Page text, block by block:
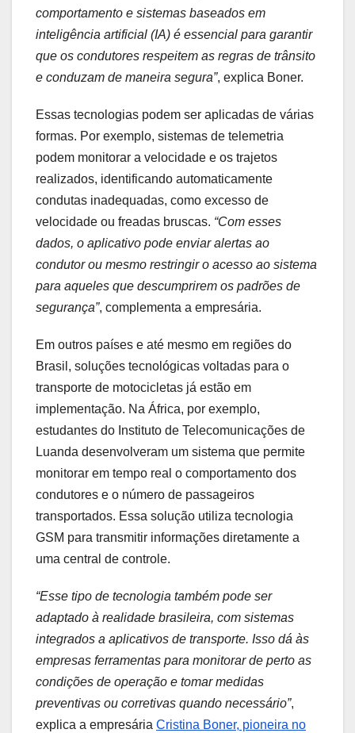
comportamento e sistemas baseados em
inteligência artificial (IA) é essencial para garantir
que os condutores respeitem as regras de trânsito
e conduzam de maneira segura”, explica Boner.
Essas tecnologias podem ser aplicadas de várias
formas. Por exemplo, sistemas de telemetria
podem monitorar a velocidade e os trajetos
realizados, identificando automaticamente
condutas inadequadas, como excesso de
velocidade ou freadas bruscas. “Com esses
dados, o aplicativo pode enviar alertas ao
condutor ou mesmo restringir o acesso ao sistema
para aqueles que descumprirem os padrões de
segurança”, complementa a empresária.
Em outros países e até mesmo em regiões do
Brasil, soluções tecnológicas voltadas para o
transporte de motocicletas já estão em
implementação. Na África, por exemplo,
estudantes do Instituto de Telecomunicações de
Luanda desenvolveram um sistema que permite
monitorar em tempo real o comportamento dos
condutores e o número de passageiros
transportados. Essa solução utiliza tecnologia
GSM para transmitir informações diretamente a
uma central de controle.
“Esse tipo de tecnologia também pode ser
adaptado à realidade brasileira, com sistemas
integrados a aplicativos de transporte. Isso dá às
empresas ferramentas para monitorar de perto as
condições de operação e tomar medidas
preventivas ou corretivas quando necessário”,
explica a empresária Cristina Boner, pioneira no